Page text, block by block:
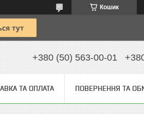
Кошик
+380 (50) 563-00-01
ТА ОПЛАТА ПОВЕРНЕННЯ ТА